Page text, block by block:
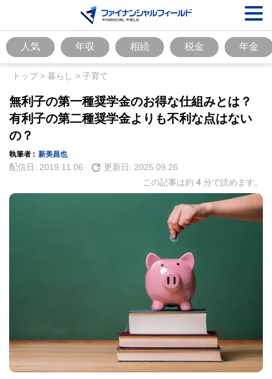
人気 年収 相続 税金 年金
トップ> 暮らし > 子育て
無利子の第一種奨学金のお得な仕組みとは？
有利子の第二種奨学金よりも不利な点はない
の？
執筆者 : 新美昌也
配信日: 2019.11.06 更新日: 2025.09.26
この記事は約 4 分で読めます。